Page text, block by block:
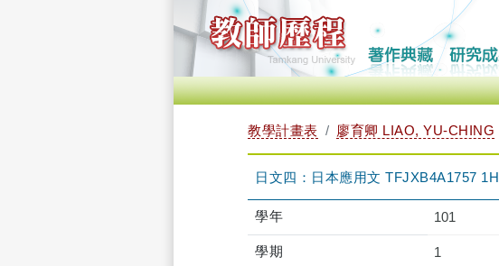
教學計畫表 廖育卿 LIAO, YU-CHING
日文四：日本應用文 TFJXB4A1757 1H
學年 101
學期 1